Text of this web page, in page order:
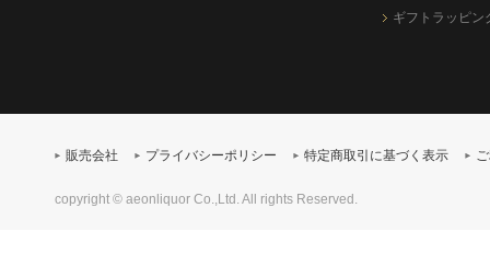
ギフトラッピン
販売会社 プライバシーポリシー 特定商取引に基づく表示
copyright © aeonliquor Co.,Ltd. All rights Reserved.